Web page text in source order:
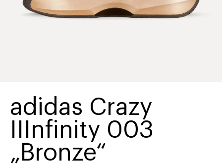
adidas Crazy
IIInfinity 003
„Bronze“